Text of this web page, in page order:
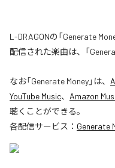
L-DRAGONの「Generate
配信された楽曲は、「
なお「Generate Money」は、
YouTube Music、 Amazon
聴くことができる。
各配信サービス： Generate